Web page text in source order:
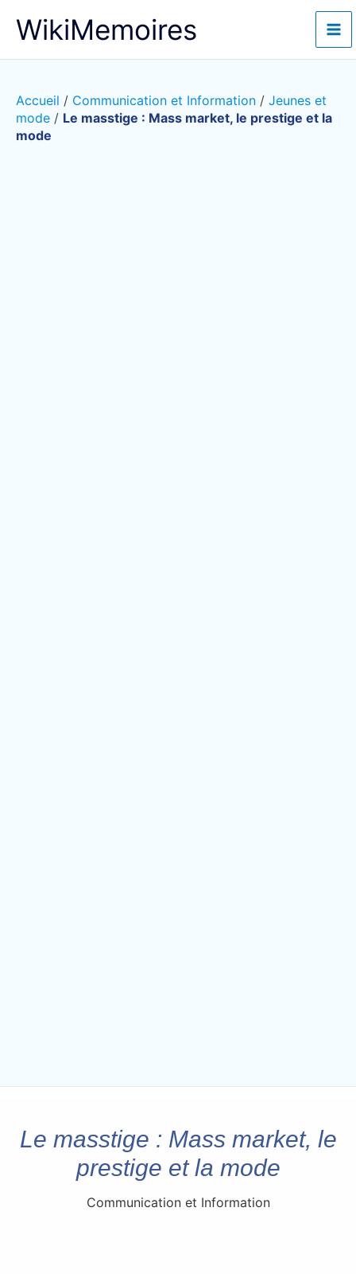
WikiMemoires
Accueil / Communication et Information / Jeunes et
mode / Le masstige : Mass market, le prestige et la
mode
Le masstige : Mass market, le
prestige et la mode
Communication et Information